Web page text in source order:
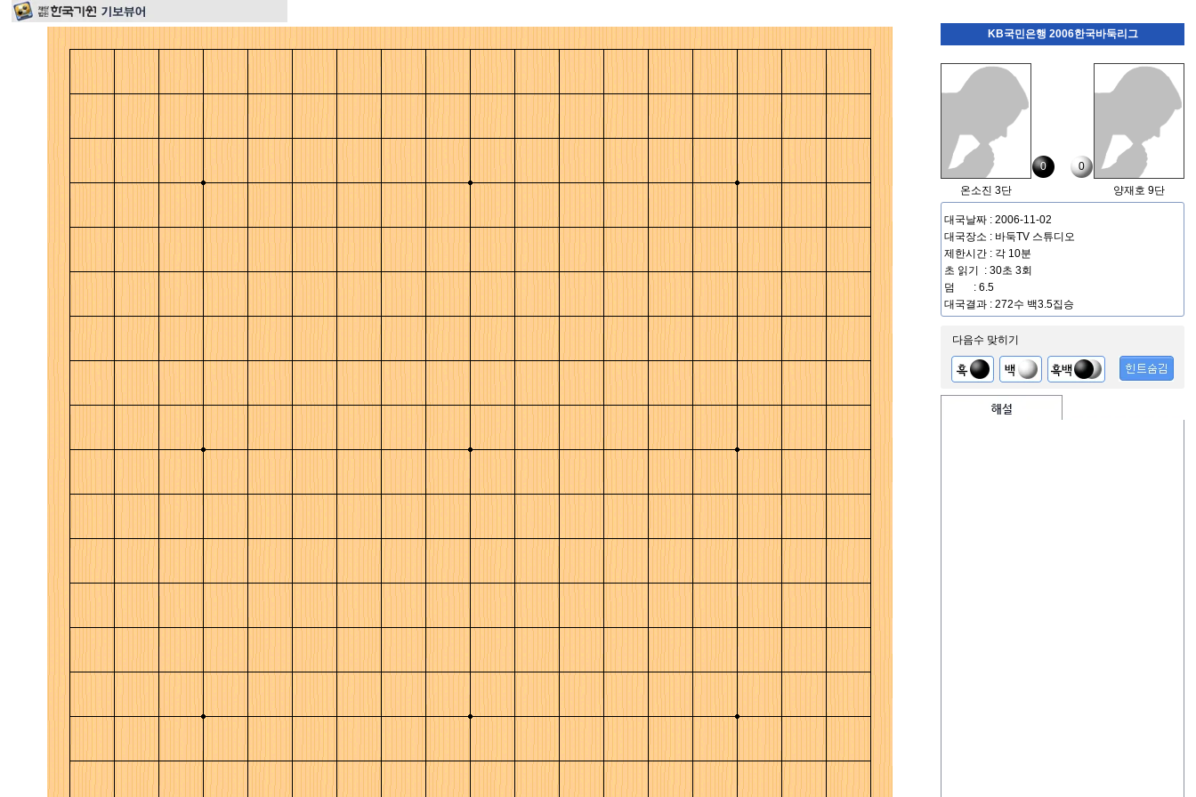
KB국민은행 2006한국바둑리그
0
0
온소진 3단
양재호 9단
대국날짜 : 2006-11-02
대국장소 : 바둑TV 스튜디오
제한시간 : 각 10분
초 읽기 : 30초 3회
덤 : 6.5
대국결과 : 272수 백3.5집승
다음수 맞히기